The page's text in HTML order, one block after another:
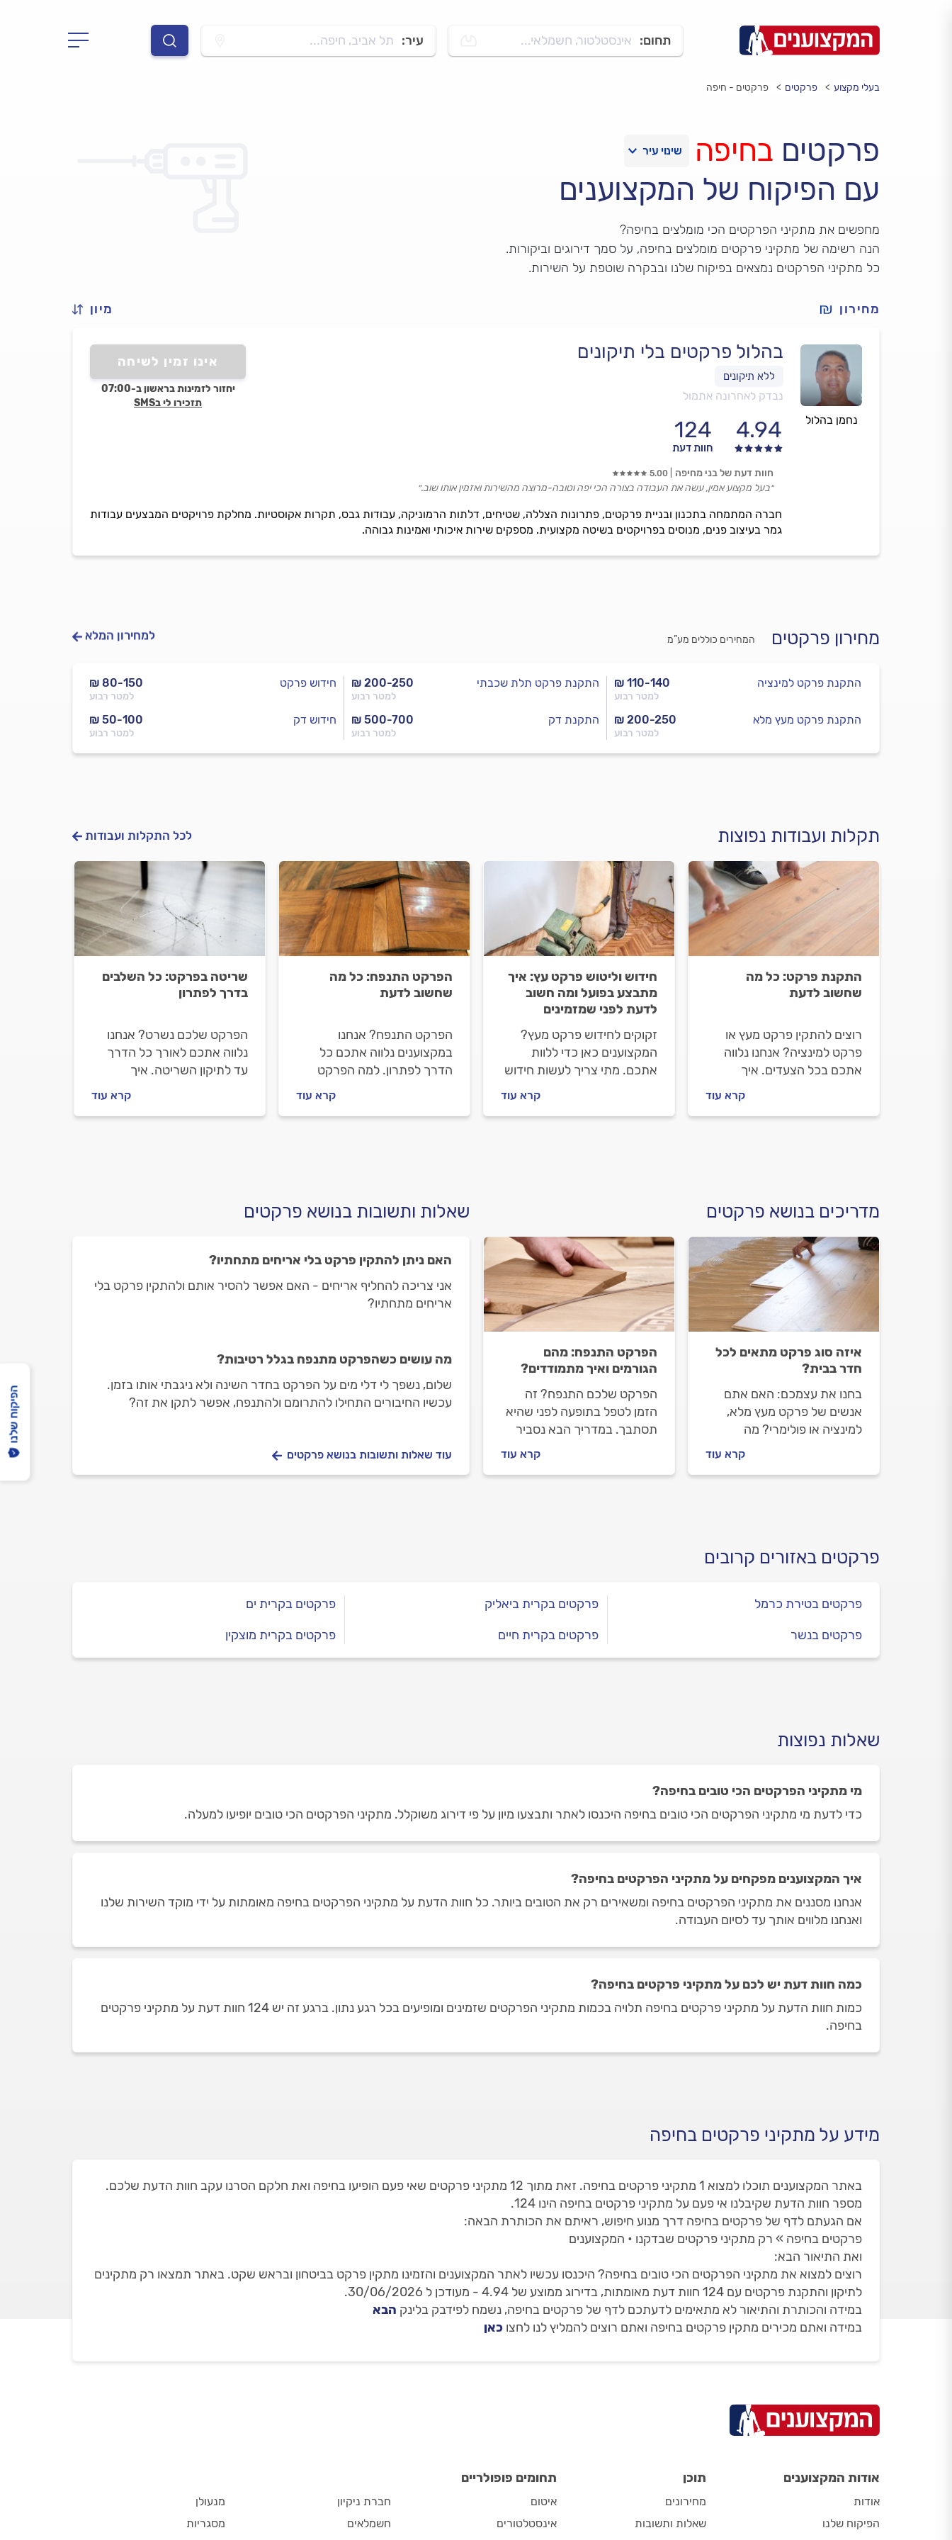
תחום: אינסטלטור, חשמלאי... עיר: תל אביב, חיפה...
בעלי מקצוע פרקטים פרקטים - חיפה
פרקטים בחיפה
עם הפיקוח של המקצוענים
מחפשים את מתקיני הפרקטים הכי מומלצים בחיפה?
הנה רשימה של מתקיני פרקטים מומלצים בחיפה, על סמך דירוגים וביקורות.
כל מתקיני הפרקטים נמצאים בפיקוח שלנו ובבקרה שוטפת על השירות.
מחירון מיון
נחמן בהלול
בהלול פרקטים בלי תיקונים
נבדק לאחרונה אתמול
4.94
124
חוות דעת
אינו זמין לשיחה
יחזור לזמינות בראשון ב-07:00
תזכירו לי בSMS
חברה המתמחה בתכנון ובניית פרקטים, פתרונות הצללה, שטיחים, דלתות הרמוניקה, עבודות גבס, תקרות אקוסטיות. מחלקת פרויקטים המבצעים עבודות
גמר בעיצוב פנים, מנוסים בפרויקטים בשיטה מקצועית. מספקים שירות איכותי ואמינות גבוהה.
חוות דעת של בני מחיפה 5.00
״בעל מקצוע אמין, עשה את העבודה בצורה הכי יפה וטובה-מרוצה מהשירות ואזמין אותו שוב.״
מחירון פרקטים המחירים כוללים מע”מ למחירון המלא
₪ 110-140
למטר רבוע
התקנת פרקט למינציה
₪ 200-250
למטר רבוע
התקנת פרקט מעץ מלא
₪ 200-250
למטר רבוע
התקנת פרקט תלת שכבתי
₪ 500-700
למטר רבוע
התקנת דק
₪ 80-150
למטר רבוע
חידוש פרקט
₪ 50-100
למטר רבוע
חידוש דק
תקלות ועבודות נפוצות לכל התקלות ועבודות
התקנת פרקט: כל מה
שחשוב לדעת
רוצים להתקין פרקט מעץ או
פרקט למינציה? אנחנו נלווה
אתכם בכל הצעדים. איך
עם מתקין הפרקטים וכמה זה
יעלה לכם? התשובות לפניכם.
קרא עוד
חידוש וליטוש פרקט עץ: איך
מתבצע בפועל ומה חשוב
לדעת לפני שמזמינים
זקוקים לחידוש פרקט מעץ?
המקצוענים כאן כדי ללוות
אתכם. מתי צריך לעשות חידוש
מתנהלים מול מתקין הפרקטים
וכמה עולה חידוש פרקט? כל
קרא עוד
הפרקט התנפח: כל מה
שחשוב לדעת
הפרקט התנפח? אנחנו
במקצוענים נלווה אתכם כל
הדרך לפתרון. למה הפרקט
קרא עוד
שריטה בפרקט: כל השלבים
בדרך לפתרון
הפרקט שלכם נשרט? אנחנו
נלווה אתכם לאורך כל הדרך
עד לתיקון השריטה. איך
מתחילים.
קרא עוד
מדריכים בנושא פרקטים
איזה סוג פרקט מתאים לכל
חדר בבית?
בחנו את עצמכם: האם אתם
אנשים של פרקט מעץ מלא,
למינציה או פולימרי? מה
ואיזה סוג פרקט מתאים לכל
חדר?
קרא עוד
הפרקט התנפח: מהם
הגורמים ואיך מתמודדים?
הפרקט שלכם התנפח? זה
הזמן לטפל בתופעה לפני שהיא
תסתבך. במדריך הבא נסביר
מומלץ לבצע תחזוקה שוטפת
לפרקט על מנת להימנע
קרא עוד
שאלות ותשובות בנושא פרקטים
האם ניתן להתקין פרקט בלי אריחים מתחתיו?
אני צריכה להחליף אריחים - האם אפשר להסיר אותם ולהתקין פרקט בלי
אריחים מתחתיו?
מה עושים כשהפרקט מתנפח בגלל רטיבות?
שלום, נשפך לי דלי מים על הפרקט בחדר השינה ולא ניגבתי אותו בזמן.
עכשיו החיבורים התחילו להתרומם ולהתנפח, אפשר לתקן את זה?
עוד שאלות ותשובות בנושא פרקטים
פרקטים באזורים קרובים
פרקטים בטירת כרמל
פרקטים בנשר
פרקטים בקרית ביאליק
פרקטים בקרית חיים
פרקטים בקרית ים
פרקטים בקרית מוצקין
שאלות נפוצות
מי מתקיני הפרקטים הכי טובים בחיפה?
כדי לדעת מי מתקיני הפרקטים הכי טובים בחיפה היכנסו לאתר ותבצעו מיון על פי דירוג משוקלל. מתקיני הפרקטים הכי טובים יופיעו למעלה.
איך המקצוענים מפקחים על מתקיני הפרקטים בחיפה?
אנחנו מסננים את מתקיני הפרקטים בחיפה ומשאירים רק את הטובים ביותר. כל חוות הדעת על מתקיני הפרקטים בחיפה מאומתות על ידי מוקד השירות שלנו
ואנחנו מלווים אותך עד לסיום העבודה.
כמה חוות דעת יש לכם על מתקיני פרקטים בחיפה?
כמות חוות הדעת על מתקיני פרקטים בחיפה תלויה בכמות מתקיני הפרקטים שזמינים ומופיעים בכל רגע נתון. ברגע זה יש 124 חוות דעת על מתקיני פרקטים
בחיפה.
מידע על מתקיני פרקטים בחיפה
באתר המקצוענים תוכלו למצוא 1 מתקיני פרקטים בחיפה. זאת מתוך 12 מתקיני פרקטים שאי פעם הופיעו בחיפה ואת חלקם הסרנו עקב חוות הדעת שלכם.
מספר חוות הדעת שקיבלנו אי פעם על מתקיני פרקטים בחיפה הינו 124.
אם הגעתם לדף של פרקטים בחיפה דרך מנוע חיפוש, ראיתם את הכותרת הבאה:
פרקטים בחיפה » רק מתקיני פרקטים שבדקנו • המקצוענים
ואת התיאור הבא:
רוצים למצוא את מתקיני הפרקטים הכי טובים בחיפה? היכנסו עכשיו לאתר המקצוענים והזמינו מתקין פרקט בביטחון ובראש שקט. באתר תמצאו רק מתקינים
לתיקון והתקנת פרקטים עם 124 חוות דעת מאומתות, בדירוג ממוצע של 4.94 - מעודכן ל 30/06/2026.
במידה והכותרת והתיאור לא מתאימים לדעתכם לדף של פרקטים בחיפה, נשמח לפידבק בלינק הבא
במידה ואתם מכירים מתקין פרקטים בחיפה ואתם רוצים להמליץ לנו לחצו כאן
הפיקוח שלנו
אודות המקצוענים
אודות
הפיקוח שלנו
תוכן
מחירונים
שאלות ותשובות
תחומים פופולריים
איטום
אינסטלטורים
חברת ניקיון
חשמלאים
מנעולן
מסגריות